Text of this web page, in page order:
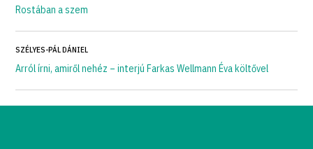
Rostában a szem
SZÉLYES-PÁL DÁNIEL
Arról írni, amiről nehéz – interjú Farkas Wellmann Éva költővel